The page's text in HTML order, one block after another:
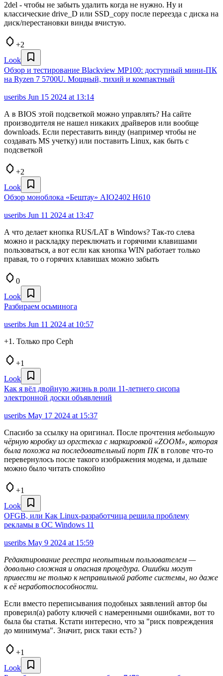
2del - чтобы не забыть удалить когда не нужно. Ну и
классические drive_D или SSD_copy после переезда с диска на
диск/перестановки винды вчистую.
+2
Look
Обзор и тестирование Blackview MP100: доступный мини-ПК
на Ryzen 7 5700U. Мощный, тихий и компактный
useribs Jun 15 2024 at 13:14
А в BIOS этой подсветкой можно управлять? На сайте
производителя не нашел никаких драйверов или вообще
downloads. Если переставить винду (например чтобы не
создавать MS учетку) или поставить Linux, как быть с
подсветкой
+2
Look
Обзор моноблока «Бештау» AIO2402 H610
useribs Jun 11 2024 at 13:47
А что делает кнопка RUS/LAT в Windows? Так-то слева
можно и раскладку переключать и горячими клавишами
пользоваться, а вот если как кнопка WIN работает только
правая, то о горячих клавишах можно забыть
0
Look
Разбираем осьминога
useribs Jun 11 2024 at 10:57
+1. Только про Ceph
+1
Look
Как я вёл двойную жизнь в роли 11-летнего сисопа
электронной доски объявлений
useribs May 17 2024 at 15:37
Спасибо за ссылку на оригинал. После прочтения небольшую
чёрную коробку из оргстекла с маркировкой «ZOOM», которая
была похожа на последовательный порт ПКв голове что-то
перевернулось после такого изображения модема, и дальше
можно было читать спокойно
+1
Look
OFGB, или Как Linux-разработчица решила проблему
рекламы в ОС Windows 11
useribs May 9 2024 at 15:59
Редактирование реестра неопытным пользователем —
довольно сложная и опасная процедура. Ошибки могут
привести не только к неправильной работе системы, но даже
к её неработоспособности.
Если вместо переписывания подобных заявлений автор бы
проверил(а) работу ключей с намеренными ошибками, вот то
была бы статья. Кстати интересно, что за "риск повреждения
до минимума". Значит, риск таки есть? )
+1
Look